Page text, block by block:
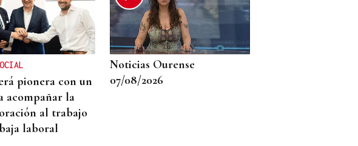
pionera con un
acompañar la
al trabajo
laboral
Noticias Ourense
07/08/2026